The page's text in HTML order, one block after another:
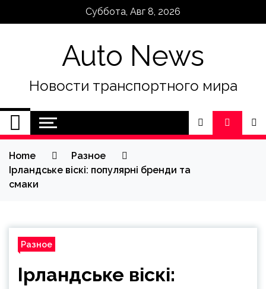
Суббота, Авг 8, 2026
Auto News
Новости транспортного мира
Home
Разное
Ірландське віскі: популярні бренди та
смаки
Разное
Ірландське віскі: